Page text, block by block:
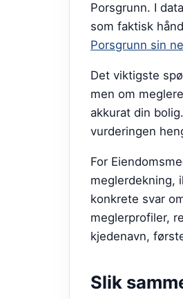
Porsgrunn. I
som faktisk
Porsgrunn sin
Det viktigste
men om
akkurat din
vurderingen
For
meglerdekning,
konkrete svar
meglerprofiler,
kjedenavn,
Slik